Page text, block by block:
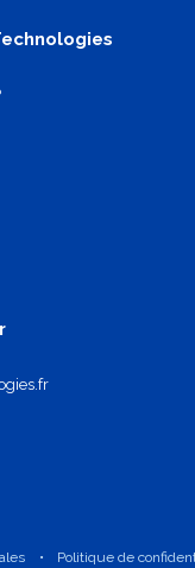
• Politique de